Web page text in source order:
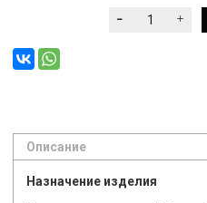
Описание
Назначение изделия